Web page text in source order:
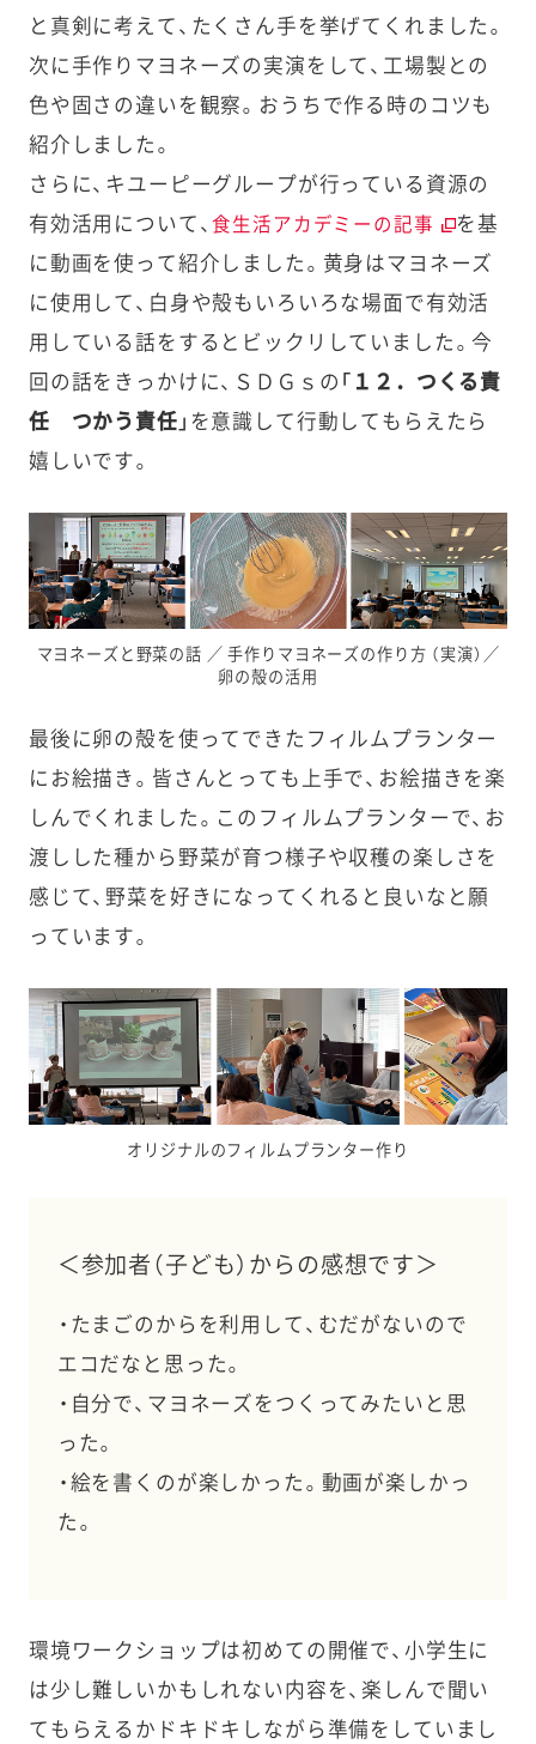
と真剣に考えて、たくさん手を挙げてくれました。
次に手作りマヨネーズの実演をして、工場製との
色や固さの違いを観察。おうちで作る時のコツも
紹介しました。
さらに、キユーピーグループが行っている資源の
有効活用について、食生活アカデミーの記事
を基
に動画を使って紹介しました。黄身はマヨネーズ
に使用して、白身や殻もいろいろな場面で有効活
用している話をするとビックリしていました。今
回の話をきっかけに、ＳＤＧｓの 「１２．つくる責
任 つかう責任」 を意識して行動してもらえたら
嬉しいです。
マヨネーズと野菜の話 ／ 手作りマヨネーズの作り方 （実演）／
卵の殻の活用
最後に卵の殻を使ってできたフィルムプランター
にお絵描き。皆さんとっても上手で、お絵描きを楽
しんでくれました。このフィルムプランターで、お
渡しした種から野菜が育つ様子や収穫の楽しさを
感じて、野菜を好きになってくれると良いなと願
っています。
オリジナルのフィルムプランター作り
＜参加者（子ども）からの感想です＞
・たまごのからを利用して、むだがないので
エコだなと思った。
・自分で、マヨネーズをつくってみたいと思
った。
・絵を書くのが楽しかった。動画が楽しかっ
た。
環境ワークショップは初めての開催で、小学生に
は少し難しいかもしれない内容を、楽しんで聞い
てもらえるかドキドキしながら準備をしていまし